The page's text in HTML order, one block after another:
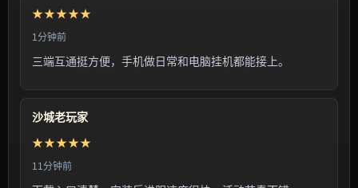
★★★★★
1分钟前
三端互通挺方便，手机做日常和电脑挂机都能接上。
沙城老玩家
★★★★★
11分钟前